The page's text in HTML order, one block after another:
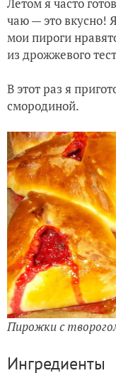
чаю — это вкусно!
мои пироги
из дрожжевого
В этот раз я
смородиной.
Пирожки с
Ингредиенты